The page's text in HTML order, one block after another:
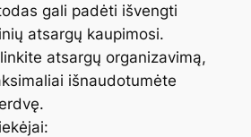
gali padėti išvengti
atsargų kaupimosi.
atsargų organizavimą,
išnaudotumėte